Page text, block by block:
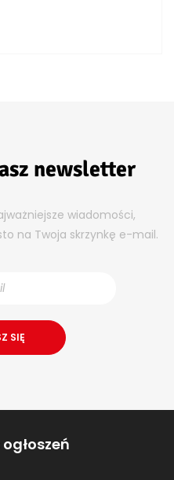
newsletter
wiadomości,
na Twoja skrzynkę e-mail.